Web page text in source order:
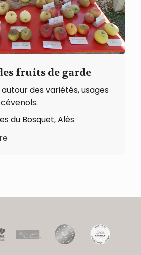
fruits de garde
des variétés, usages
du Bosquet, Alès